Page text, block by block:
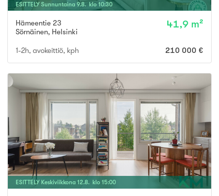
ESITTELY Sunnuntaina 9.8. klo 10:30
Hämeentie 23
Sörnäinen, Helsinki
41,9 m²
1-2h, avokeittiö, kph 210 000 €
ESITTELY Keskiviikkona 12.8. klo 15:00